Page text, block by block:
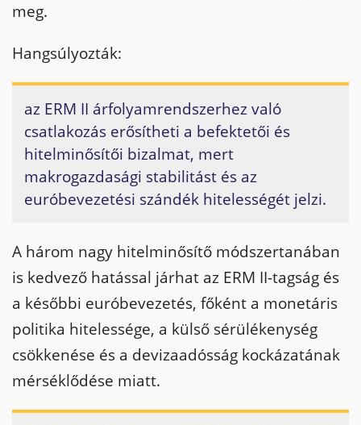
meg.
Hangsúlyozták:
az ERM II árfolyamrendszerhez való
csatlakozás erősítheti a befektetői és
hitelminősítői bizalmat, mert
makrogazdasági stabilitást és az
euróbevezetési szándék hitelességét jelzi.
A három nagy hitelminősítő módszertanában
is kedvező hatással járhat az ERM II-tagság és
a későbbi euróbevezetés, főként a monetáris
politika hitelessége, a külső sérülékenység
csökkenése és a devizaadósság kockázatának
mérséklődése miatt.